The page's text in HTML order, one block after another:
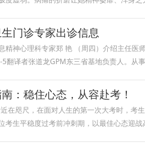
生门诊专家出诊信息
精神心理科专家郑 艳 （周四）介绍主任
翻译者张道龙GPM东三省基地负责人。从
：稳住心态，从容赴考！
在咫尺，在面对人生的第一次大考时，考
考生平稳度过考前冲刺期，以最佳心态迎